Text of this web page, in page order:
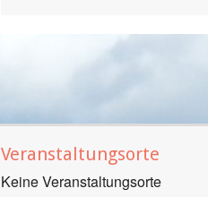
Veranstaltungsorte
Keine Veranstaltungsorte